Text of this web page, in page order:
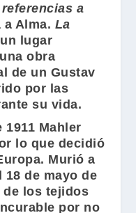
a
a Alma. La
lugar
obra
de un Gustav
por las
su vida.
1911 Mahler
lo que decidió
Murió a
18 de mayo de
de los tejidos
por no